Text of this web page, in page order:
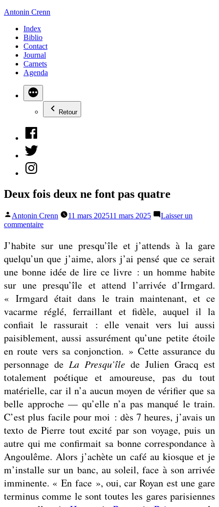
Aller
contenu
Antonin Crenn
Index
Biblio
Contact
Journal
Carnets
Agenda
Retour
Facebook
Twitter
Instagram
Deux fois deux ne font pas quatre
Publié
par
Antonin Crenn 11 mars 202511 mars 2025
Laisser un
commentairesur
deux
ne
font
pas
quatre
J’habite sur une presqu’île et j’attends à la gare
quelqu’un que j’aime, alors j’ai pensé que ce serait
une bonne idée de lire ce livre : un homme habite
sur une presqu’île et attend l’arrivée d’Irmgard.
« Irmgard était dans le train maintenant, et ce
vacarme réglé, ferraillant et fidèle, auquel il la
confiait le rassurait : elle venait vers lui aussi
paisiblement, aussi assurément qu’une petite étoile
en route vers sa conjonction. » Cette assurance du
personnage de La Presqu’île de Julien Gracq est
totalement poétique et amoureuse, pas du tout
matérielle, car il n’a aucun moyen de vérifier que sa
belle approche — qu’elle n’a pas manqué le train.
C’est plus facile pour moi : dès 7 heures, j’avais un
texto de Pierre tout excité par son voyage, puis un
autre qui me confirmait sa bonne correspondance à
Angoulême. Alors j’achète un café au kiosque et je
m’installe sur un banc, au soleil, face à son arrivée
imminente. « En face », oui, car Royan est une gare
terminus comme le sont toutes les gares parisiennes